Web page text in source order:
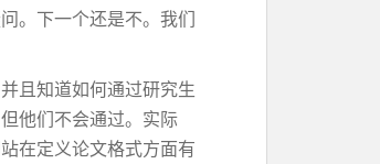
。下一个还是不。我们
且知道如何通过研究生
他们不会通过。实际
在定义论文格式方面有